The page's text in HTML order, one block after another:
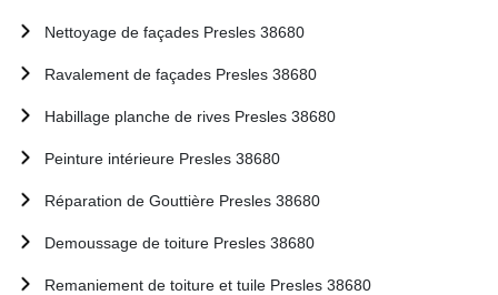
Nettoyage de façades Presles 38680
Ravalement de façades Presles 38680
Habillage planche de rives Presles 38680
Peinture intérieure Presles 38680
Réparation de Gouttière Presles 38680
Demoussage de toiture Presles 38680
Remaniement de toiture et tuile Presles 38680